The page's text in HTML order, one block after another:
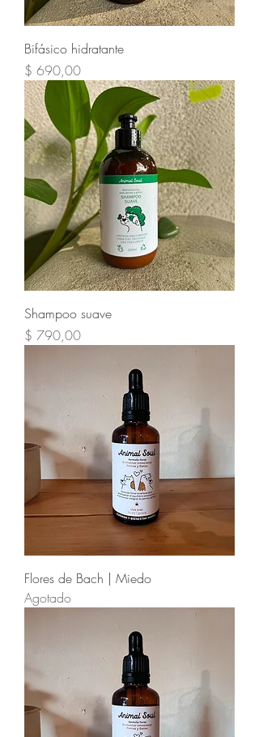
Bifásico hidratante
Precio
$ 690,00
Shampoo suave
Precio
$ 790,00
Flores de Bach | Miedo
Agotado